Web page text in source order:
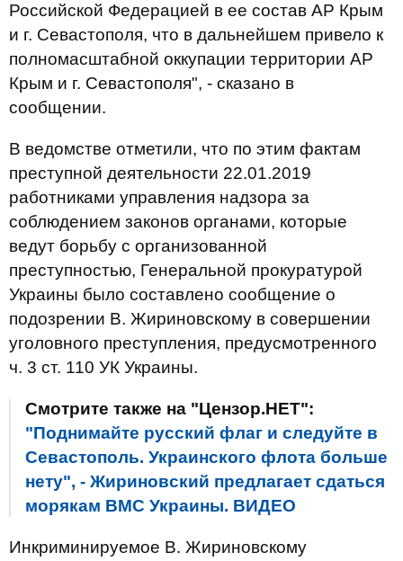
Российской Федерацией в ее состав АР Крым
и г. Севастополя, что в дальнейшем привело к
полномасштабной оккупации территории АР
Крым и г. Севастополя", - сказано в
сообщении.
В ведомстве отметили, что по этим фактам
преступной деятельности 22.01.2019
работниками управления надзора за
соблюдением законов органами, которые
ведут борьбу с организованной
преступностью, Генеральной прокуратурой
Украины было составлено сообщение о
подозрении В. Жириновскому в совершении
уголовного преступления, предусмотренного
ч. 3 ст. 110 УК Украины.
Смотрите также на "Цензор.НЕТ":
"Поднимайте русский флаг и следуйте в
Севастополь. Украинского флота больше
нету", - Жириновский предлагает сдаться
морякам ВМС Украины. ВИДЕО
Инкриминируемое В. Жириновскому